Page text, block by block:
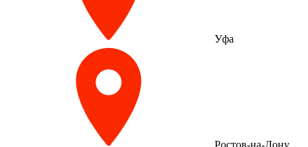
Уфа
Ростов-на-Дону